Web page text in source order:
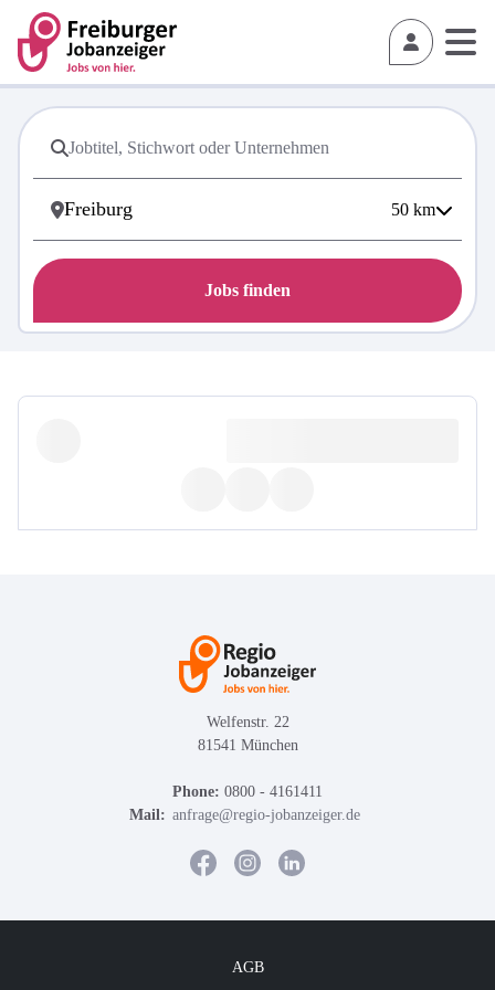
50 km
Jobs finden
Welfenstr. 22
81541 München
Phone: 0800 - 4161411
Mail: anfrage@regio-jobanzeiger.de
AGB